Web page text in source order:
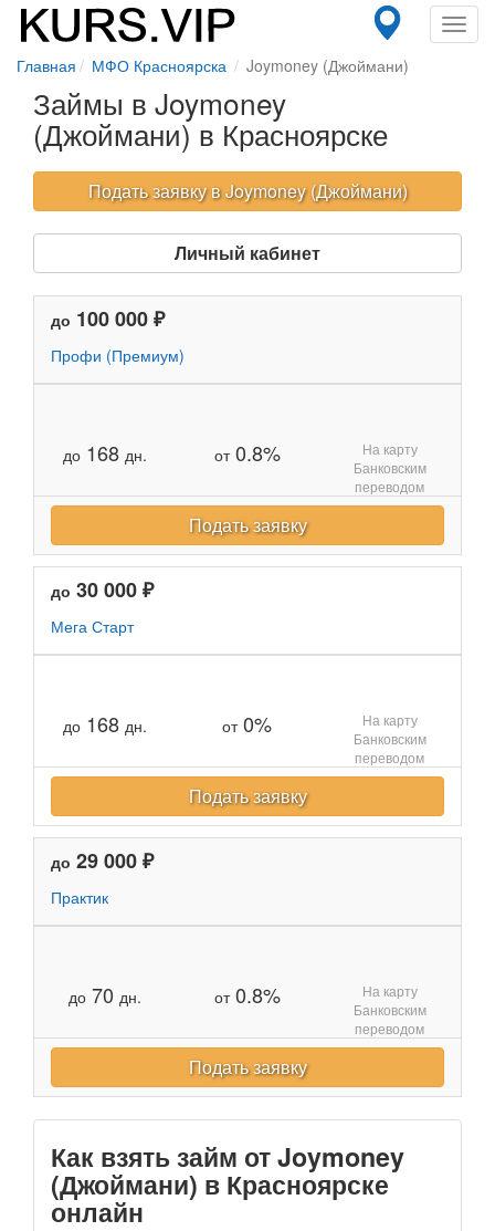
Главная МФО Красноярска Joymoney (Джоймани)
Займы в Joymoney
(Джоймани) в Красноярске
Подать заявку в Joymoney (Джоймани)
Личный кабинет
до 100 000 ₽
Профи (Премиум)
до 168 дн. от0.8%
На карту
Банковским
переводом
Подать заявку
до 30 000 ₽
Мега Старт
до 168 дн. от0%
На карту
Банковским
переводом
Подать заявку
до 29 000 ₽
Практик
до 70 дн. от0.8%
На карту
Банковским
переводом
Подать заявку
Как взять займ от Joymoney
(Джоймани) в Красноярске
онлайн